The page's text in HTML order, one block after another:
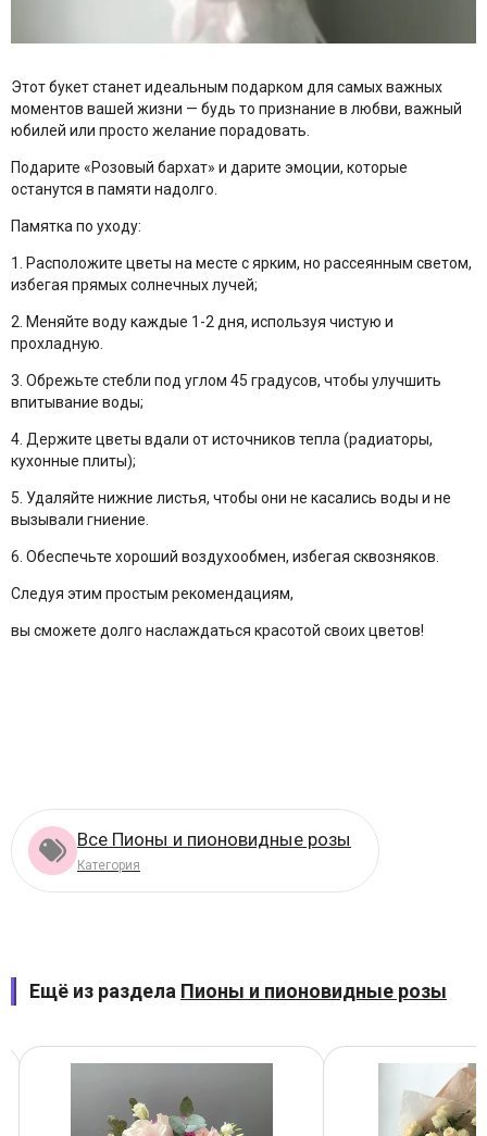
Этот букет станет идеальным подарком для самых важных
моментов вашей жизни — будь то признание в любви, важный
юбилей или просто желание порадовать.
Подарите «Розовый бархат» и дарите эмоции, которые
останутся в памяти надолго.
Памятка по уходу:
1. Расположите цветы на месте с ярким, но рассеянным светом,
избегая прямых солнечных лучей;
2. Меняйте воду каждые 1-2 дня, используя чистую и
прохладную.
3. Обрежьте стебли под углом 45 градусов, чтобы улучшить
впитывание воды;
4. Держите цветы вдали от источников тепла (радиаторы,
кухонные плиты);
5. Удаляйте нижние листья, чтобы они не касались воды и не
вызывали гниение.
6. Обеспечьте хороший воздухообмен, избегая сквозняков.
Следуя этим простым рекомендациям,
вы сможете долго наслаждаться красотой своих цветов!
Все Пионы и пионовидные розы
Категория
Ещё из раздела Пионы и пионовидные розы